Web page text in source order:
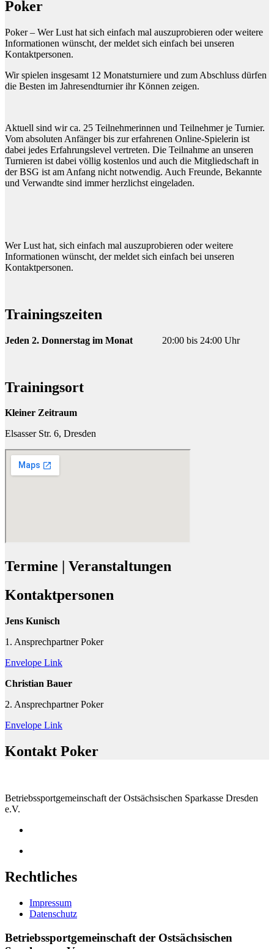
Poker
Poker – Wer Lust hat sich einfach mal auszuprobieren oder weitere
Informationen wünscht, der meldet sich einfach bei unseren
Kontaktpersonen.
Wir spielen insgesamt 12 Monatsturniere und zum Abschluss dürfen
die Besten im Jahresendturnier ihr Können zeigen.
Aktuell sind wir ca. 25 Teilnehmerinnen und Teilnehmer je Turnier.
Vom absoluten Anfänger bis zur erfahrenen Online-Spielerin ist
dabei jedes Erfahrungslevel vertreten. Die Teilnahme an unseren
Turnieren ist dabei völlig kostenlos und auch die Mitgliedschaft in
der BSG ist am Anfang nicht notwendig. Auch Freunde, Bekannte
und Verwandte sind immer herzlichst eingeladen.
Wer Lust hat, sich einfach mal auszuprobieren oder weitere
Informationen wünscht, der meldet sich einfach bei unseren
Kontaktpersonen.
Trainingszeiten
Jeden 2. Donnerstag im Monat 20:00 bis 24:00 Uhr
Trainingsort
Kleiner Zeitraum
Elsasser Str. 6, Dresden
Termine | Veranstaltungen
Kontaktpersonen
Jens Kunisch
1. Ansprechpartner Poker
Envelope Link
Christian Bauer
2. Ansprechpartner Poker
Envelope Link
Kontakt Poker
Betriebssportgemeinschaft der Ostsächsischen Sparkasse Dresden
e.V.
Rechtliches
Impressum
Datenschutz
Betriebssportgemeinschaft der Ostsächsischen